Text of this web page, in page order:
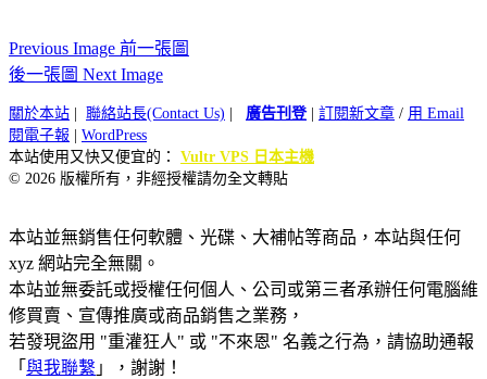
Previous Image 前一張圖
後一張圖 Next Image
關於本站 聯絡站長(Contact Us) 廣告刊登| 訂閱新文章 / 用 Email
閱電子報
WordPress
本站使用又快又便宜的： Vultr VPS 日本主機
© 2026 版權所有，非經授權請勿全文轉貼
本站並無銷售任何軟體、光碟、大補帖等商品，本站與任何
xyz 網站完全無關。
本站並無委託或授權任何個人、公司或第三者承辦任何電腦維
修買賣、宣傳推廣或商品銷售之業務，
若發現盜用 "重灌狂人" 或 "不來恩" 名義之行為，請協助通報
「 與我聯繫 」，謝謝！